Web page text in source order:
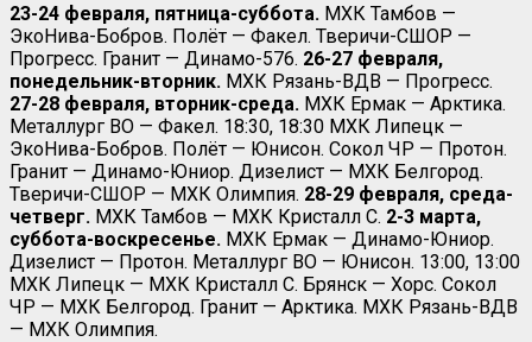
23-24 февраля, пятница-суббота. МХК Тамбов —
ЭкоНива-Бобров. Полёт — Факел. Тверичи-СШОР —
Прогресс. Гранит — Динамо-576. 26-27 февраля,
понедельник-вторник. МХК Рязань-ВДВ — Прогресс.
27-28 февраля, вторник-среда. МХК Ермак — Арктика.
Металлург ВО — Факел. 18:30, 18:30 МХК Липецк —
ЭкоНива-Бобров. Полёт — Юнисон. Сокол ЧР — Протон.
Гранит — Динамо-Юниор. Дизелист — МХК Белгород.
Тверичи-СШОР — МХК Олимпия. 28-29 февраля, среда-
четверг. МХК Тамбов — МХК Кристалл С. 2-3 марта,
суббота-воскресенье. МХК Ермак — Динамо-Юниор.
Дизелист — Протон. Металлург ВО — Юнисон. 13:00, 13:00
МХК Липецк — МХК Кристалл С. Брянск — Хорс. Сокол
ЧР — МХК Белгород. Гранит — Арктика. МХК Рязань-ВДВ
— МХК Олимпия.